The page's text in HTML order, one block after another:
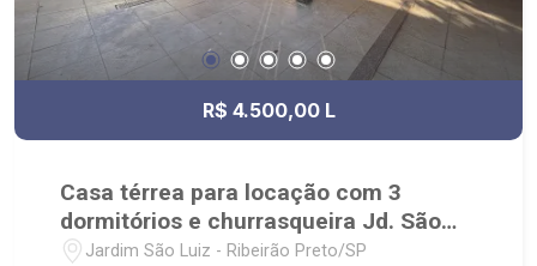
R$ 4.500,00 L
Casa térrea para locação com 3
dormitórios e churrasqueira Jd. São
LuizJardim São Luiz - Ribeirão Preto/SP